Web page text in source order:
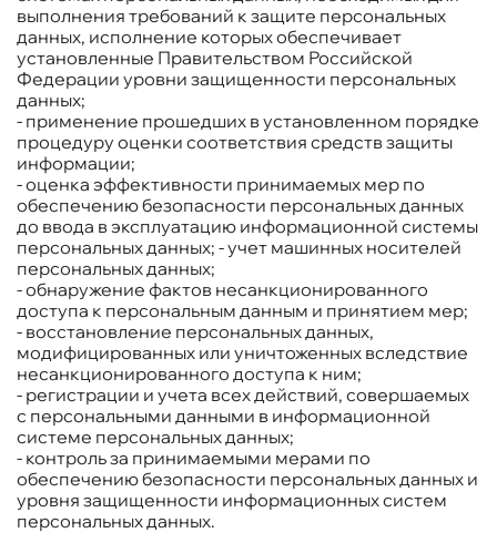
выполнения требований к защите персональных
данных, исполнение которых обеспечивает
установленные Правительством Российской
Федерации уровни защищенности персональных
данных;
- применение прошедших в установленном порядке
процедуру оценки соответствия средств защиты
информации;
- оценка эффективности принимаемых мер по
обеспечению безопасности персональных данных
до ввода в эксплуатацию информационной системы
персональных данных; - учет машинных носителей
персональных данных;
- обнаружение фактов несанкционированного
доступа к персональным данным и принятием мер;
- восстановление персональных данных,
модифицированных или уничтоженных вследствие
несанкционированного доступа к ним;
- регистрации и учета всех действий, совершаемых
с персональными данными в информационной
системе персональных данных;
- контроль за принимаемыми мерами по
обеспечению безопасности персональных данных и
уровня защищенности информационных систем
персональных данных.